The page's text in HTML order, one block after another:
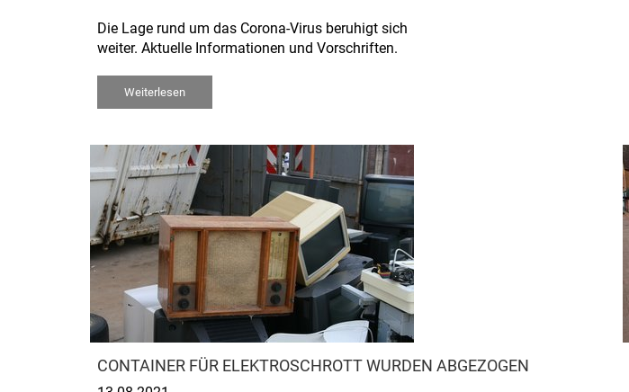
Die Lage rund um das Corona-Virus beruhigt sich
weiter. Aktuelle Informationen und Vorschriften.
Weiterlesen
CONTAINER FÜR ELEKTROSCHROTT WURDEN ABGEZOGEN